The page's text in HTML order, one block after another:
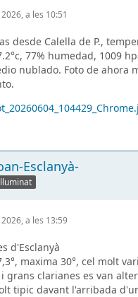
a les 10:51
desde Calella de P.,
77% humedad, 1009
nublado. Foto de ahora
Esclanyà-
a les 13:59
d'Esclanyà
maxima 30°, cel molt
grans clarianes es van
tipic davant l'arribada